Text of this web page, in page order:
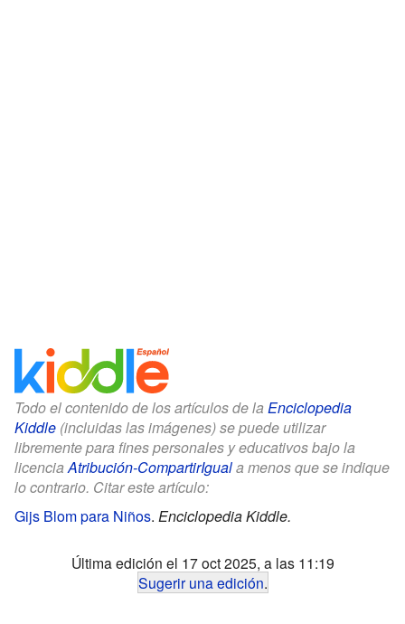
Todo el contenido de los artículos de la Enciclopedia
Kiddle (incluidas las imágenes) se puede utilizar
libremente para fines personales y educativos bajo la
licenciaAtribución-CompartirIguala menos que se indique
lo contrario. Citar este artículo:
Gijs Blom para Niños. Enciclopedia Kiddle.
Última edición el 17 oct 2025, a las 11:19
Sugerir una edición.